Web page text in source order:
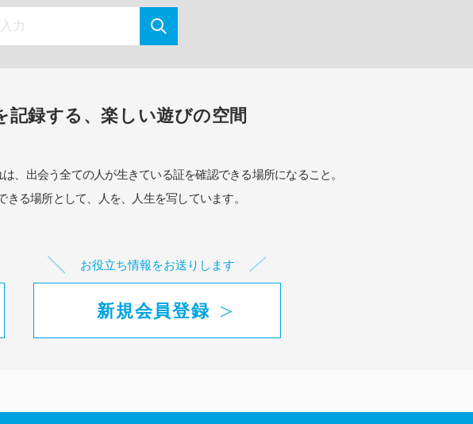
記録する、楽しい遊びの空間
は、出会う全ての人が生きている証を確認できる場所になること。
る場所として、
人を、人生を写しています。
お役立ち情報をお送りします
新規会員登録